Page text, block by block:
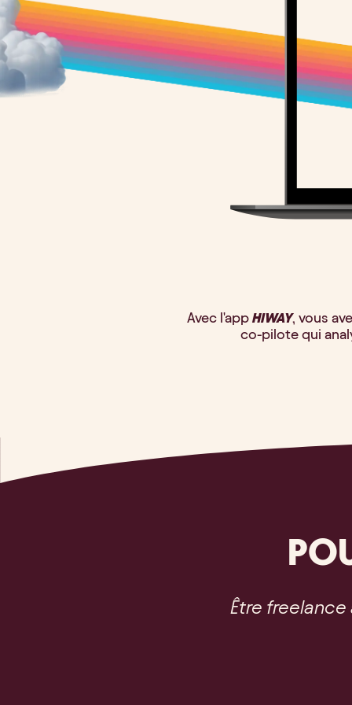
Avec l'app HIWAY, vous
co-pilote qui
Être